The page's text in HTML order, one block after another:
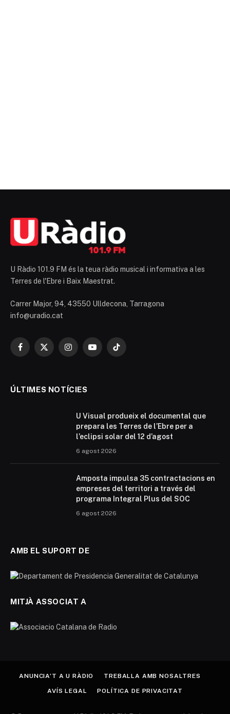
U Ràdio 101.9 FM és la teua ràdio musical i informativa a les
Terres de l'Ebre i Baix Maestrat.
Carrer Major, 94, 43550 Ulldecona, Tarragona
info@uradio.cat
Facebook
X
InstagramYouTubeTikTok
ÚLTIMES NOTÍCIES
U Visual produeix el documental que
prepara les Terres de l’Ebre per a
l’eclipsi solar del 12 d’agost
6 agost 2026
Amposta impulsa 35 contractacions en
empreses del territori a través del
programa Integral Plus del SOC
6 agost 2026
AMB EL SUPORT DE
MITJÀ ASSOCIAT A
ANUNCIA’T A U RÀDIO TREBALLA AMB NOSALTRES
AVÍS LEGAL POLÍTICA DE PRIVACITAT